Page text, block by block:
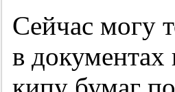
Сейчас могу
в документах